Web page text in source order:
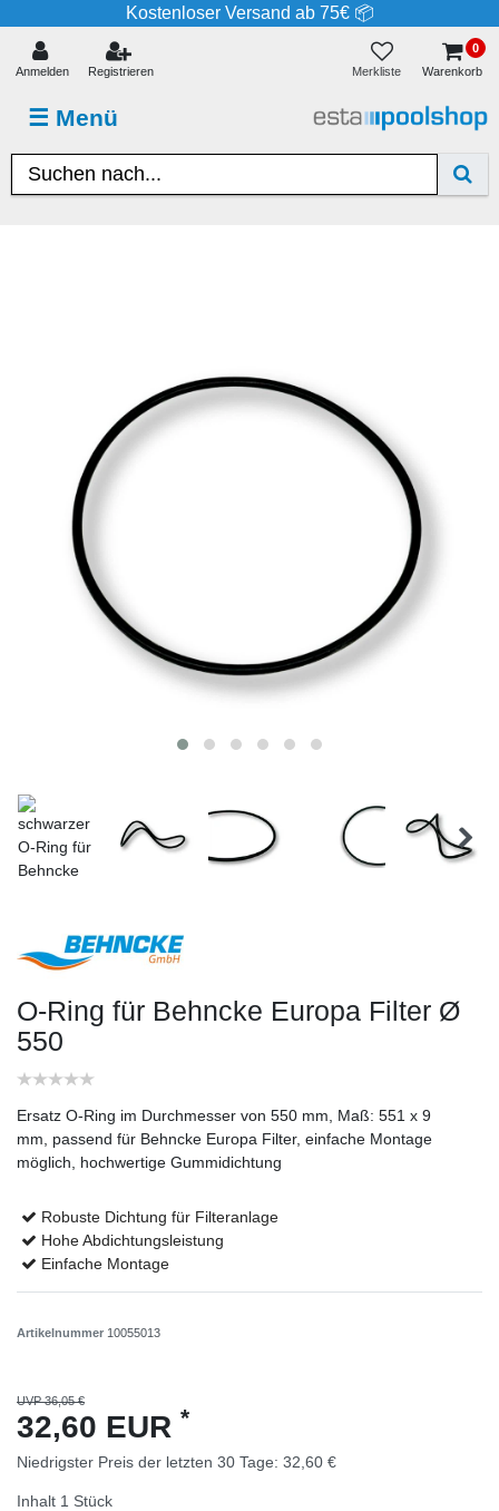
Kostenloser Versand ab 75€ 📦
☰ Menü
Anmelden Registrieren Merkliste
0
Warenkorb
O-Ring für Behncke Europa Filter Ø
550
Ersatz O-Ring im Durchmesser von 550 mm, Maß: 551 x 9
mm, passend für Behncke Europa Filter, einfache Montage
möglich, hochwertige Gummidichtung
Robuste Dichtung für Filteranlage
Hohe Abdichtungsleistung
Einfache Montage
Artikelnummer 10055013
UVP 36,05 €
32,60 EUR *
Niedrigster Preis der letzten 30 Tage: 32,60 €
Inhalt 1 Stück